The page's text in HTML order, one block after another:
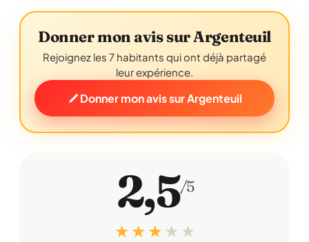
Donner mon avis sur Argenteuil
Rejoignez les 7 habitants qui ont déjà partagé
leur expérience.
Donner mon avis sur Argenteuil
2,5/5
★ ★ ★ ★ ★